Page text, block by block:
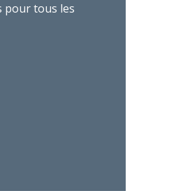
pour tous les